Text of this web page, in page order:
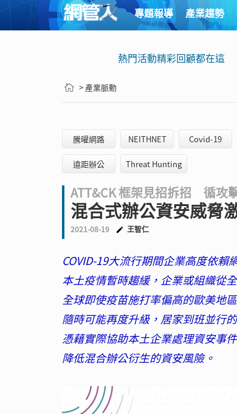
專題報導 產業趨勢
熱門活動精彩回顧都在這
> 產業脈動
騰曜網路 NEITHNET Covid-19
遠距辦公 Threat Hunting
ATT&CK 框架見招拆招 循攻
混合式辦公資安威
2021-08-19 王智仁
COVID-19大流行期間企業高度依
本土疫情暫時趨緩，企業或組織從
全球即使疫苗施打率偏高的歐美地
隨時可能再度升級，居家到班並行
憑藉實際協助本土企業處理資安事
降低混合辦公衍生的資安風險。